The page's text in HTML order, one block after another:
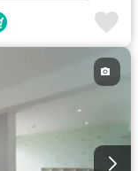
de servicio